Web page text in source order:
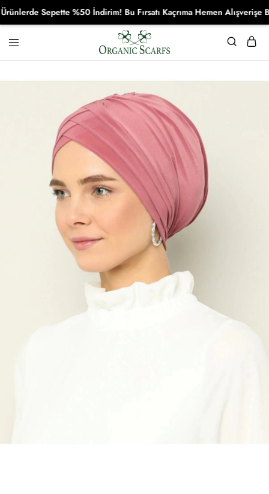
Organikscarf
Sepette %50 İndirim! Bu Fırsatı Kaçrıma Hemen Alışverişe